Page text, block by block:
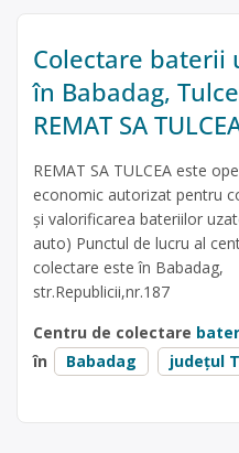
Colectare baterii
în Babadag,
REMAT SA
REMAT SA TULCEA este
economic autorizat pentru
și valorificarea bateriilor
auto) Punctul de lucru al
colectare este în Babadag,
str.Republicii,nr.187
Centru de colectare
în
Babadag județul